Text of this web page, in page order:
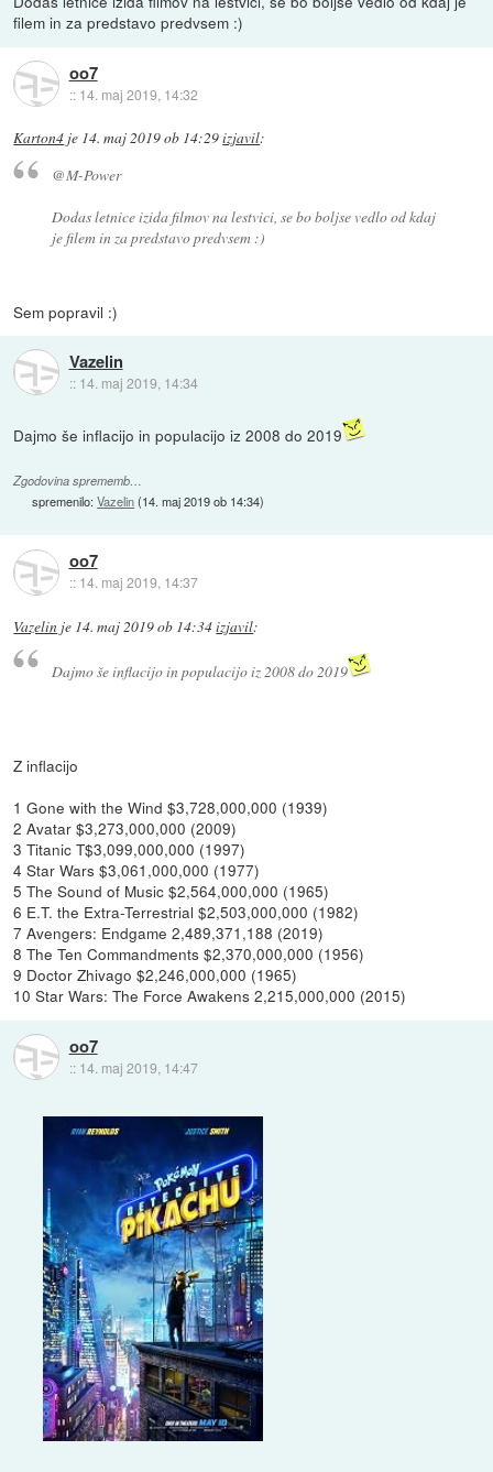
filem in za predstavo predvsem :)
oo7
:: 14. maj 2019, 14:32
Karton4 je 14. maj 2019 ob 14:29izjavil:
@M-Power
Dodas letnice izida filmov na lestvici, se bo boljse vedlo od kdaj
je filem in za predstavo predvsem :)
Sem popravil :)
Vazelin
:: 14. maj 2019, 14:34
Dajmo še inflacijo in populacijo iz 2008 do 2019
Zgodovina sprememb…
spremenilo:Vazelin(14. maj 2019 ob 14:34)
oo7
:: 14. maj 2019, 14:37
Vazelin je 14. maj 2019 ob 14:34izjavil:
Dajmo še inflacijo in populacijo iz 2008 do 2019
Z inflacijo
1 Gone with the Wind $3,728,000,000 (1939)
2 Avatar $3,273,000,000 (2009)
3 Titanic T$3,099,000,000 (1997)
4 Star Wars $3,061,000,000 (1977)
5 The Sound of Music $2,564,000,000 (1965)
6 E.T. the Extra-Terrestrial $2,503,000,000 (1982)
7 Avengers: Endgame 2,489,371,188 (2019)
8 The Ten Commandments $2,370,000,000 (1956)
9 Doctor Zhivago $2,246,000,000 (1965)
10 Star Wars: The Force Awakens 2,215,000,000 (2015)
oo7
:: 14. maj 2019, 14:47